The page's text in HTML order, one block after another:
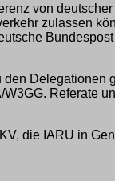
von
zulassen
Referate
die IARU in